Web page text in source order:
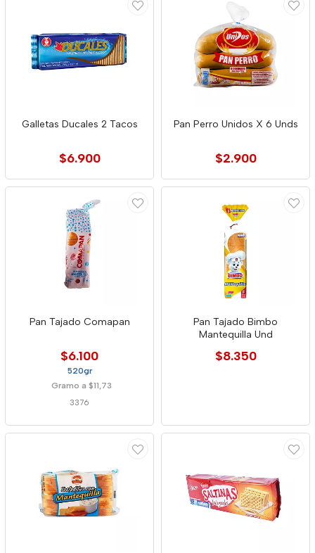
Galletas Ducales 2 Tacos
$6.900
Pan Perro Unidos X 6 Unds
$2.900
Pan Tajado Comapan
$6.100
520gr
Gramo a $11,73
3376
Pan Tajado Bimbo
Mantequilla Und
$8.350